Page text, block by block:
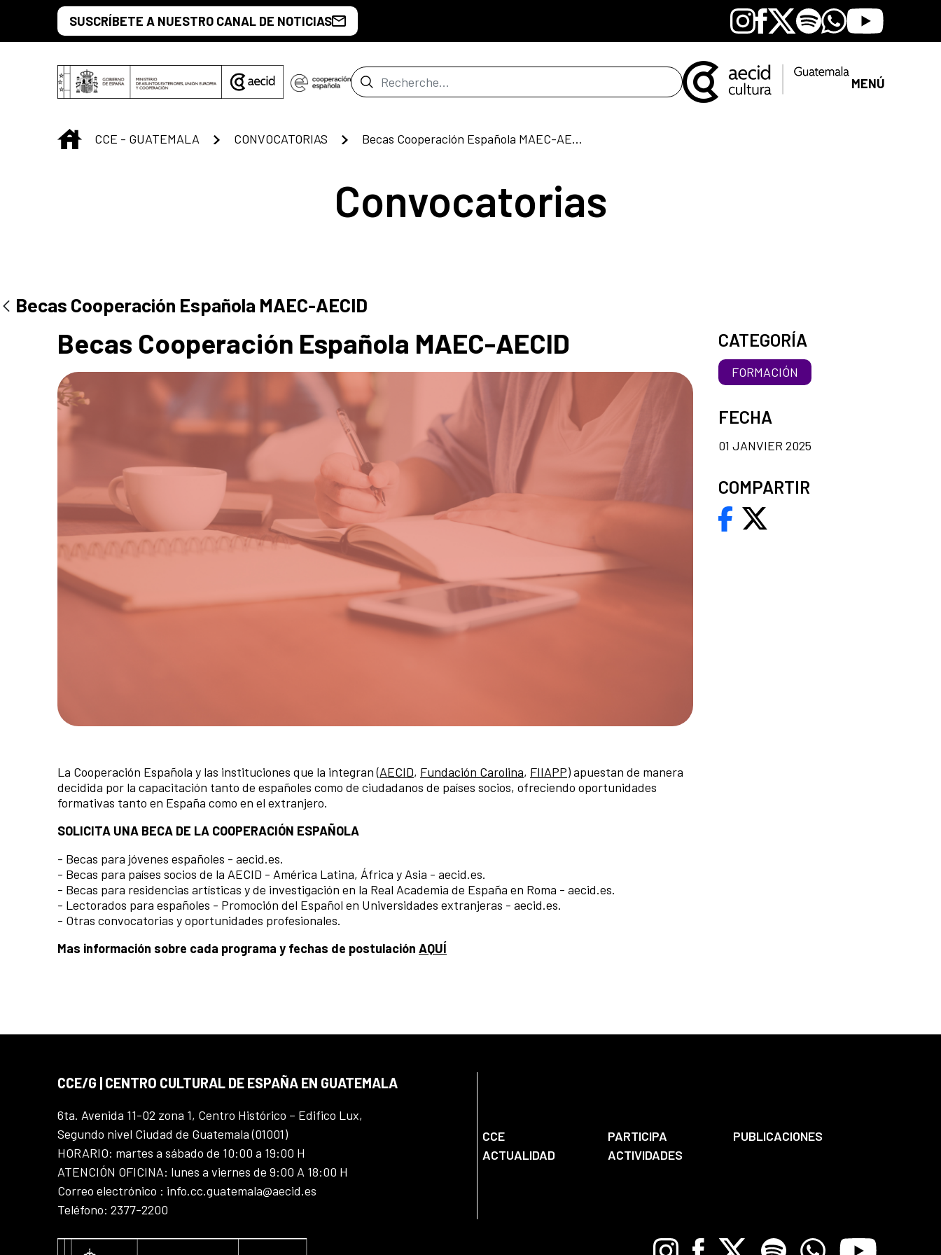
Saut au contenu principal
SUSCRÍBETE A NUESTRO CANAL DE NOTICIAS Instagram
Facebook
X SpotifyWhatsapp
Youtube
Barre de recherche MENÚ
INICIO
CCE - GUATEMALA CONVOCATORIAS Becas Cooperación Española MAEC-AECID
Convocatorias
Becas Cooperación Española MAEC-AECID
Becas Cooperación Española MAEC-AECID
La Cooperación Española y las instituciones que la integran (AECID, Fundación Carolina​, FIIAPP​) apuestan de manera
decidida por la capacitación tanto de españoles como de ciudadanos de países socios, ofreciendo oportunidades
formativas tanto en España como en el extranjero.
SOLICITA UNA BECA DE LA COOPERACIÓN ESPAÑOLA
- Becas para jóvenes españoles - aecid.es.
- Becas para países socios de la AECID - América Latina, África y Asia - aecid.es.
- Becas para residencias artísticas y de investigación en la Real Academia de España en Roma - aecid.es.
- Lectorados para españoles - Promoción del Español en Universidades extranjeras - aecid.es.
- Otras convocatorias y oportunidades profesionales.
Mas información sobre cada programa y fechas de postulación AQUÍ
CATEGORÍA
FORMACIÓN
FECHA
01 JANVIER 2025
COMPARTIR
CCE/G | CENTRO CULTURAL DE ESPAÑA EN GUATEMALA
6ta. Avenida 11-02 zona 1, Centro Histórico – Edifico Lux,
Segundo nivel Ciudad de Guatemala (01001)
HORARIO: martes a sábado de 10:00 a 19:00 H
ATENCIÓN OFICINA: lunes a viernes de 9:00 A 18:00 H
Correo electrónico : info.cc.guatemala@aecid.es
Teléfono: 2377-2200
CCE PARTICIPA
PUBLICACIONES
ACTUALIDAD
ACTIVIDADES
InstagramFacebook
X Spotify WhatsappYoutube